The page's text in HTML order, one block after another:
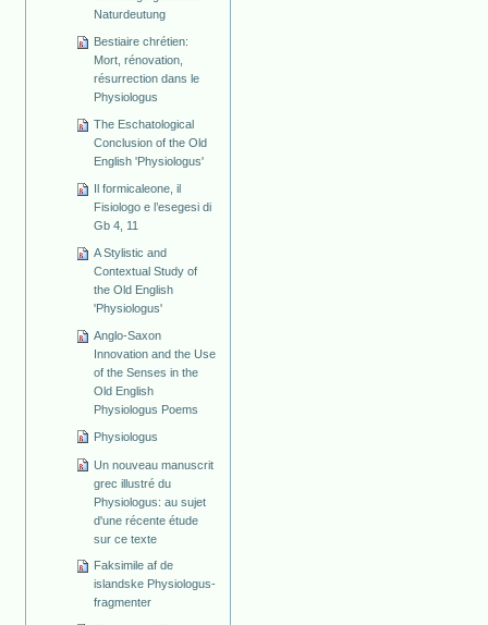
Naturdeutung
Bestiaire chrétien:
Mort, rénovation,
résurrection dans le
Physiologus
The Eschatological
Conclusion of the Old
English 'Physiologus'
Il formicaleone, il
Fisiologo e l’esegesi di
Gb 4, 11
A Stylistic and
Contextual Study of
the Old English
'Physiologus'
Anglo-Saxon
Innovation and the Use
of the Senses in the
Old English
Physiologus Poems
Physiologus
Un nouveau manuscrit
grec illustré du
Physiologus: au sujet
d'une récente étude
sur ce texte
Faksimile af de
islandske Physiologus-
fragmenter